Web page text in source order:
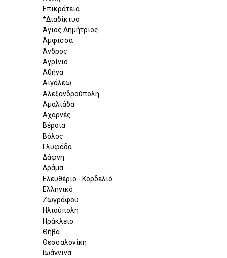
Επικράτεια
*Διαδίκτυο
Άγιος Δημήτριος
Άμφισσα
Άνδρος
Αγρίνιο
Αθήνα
Αιγάλεω
Αλεξανδρούπολη
Αμαλιάδα
Αχαρνές
Βέροια
Βόλος
Γλυφάδα
Δάφνη
Δράμα
Ελευθέριο - Κορδελιό
Ελληνικό
Ζωγράφου
Ηλιούπολη
Ηράκλειο
Θήβα
Θεσσαλονίκη
Ιωάννινα